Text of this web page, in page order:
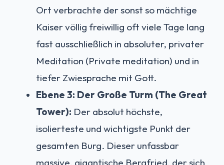
Ort verbrachte der sonst so mächtige
Kaiser völlig freiwillig oft viele Tage lang
fast ausschließlich in absoluter, privater
Meditation (Private meditation) und in
tiefer Zwiesprache mit Gott.
Ebene 3: Der Große Turm (The Great
Tower): Der absolut höchste,
isolierteste und wichtigste Punkt der
gesamten Burg. Dieser unfassbar